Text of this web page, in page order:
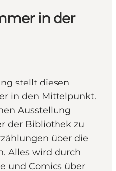
in der
stellt diesen
in den Mittelpunkt.
Ausstellung
der Bibliothek zu
über die
Alles wird durch
und Comics über